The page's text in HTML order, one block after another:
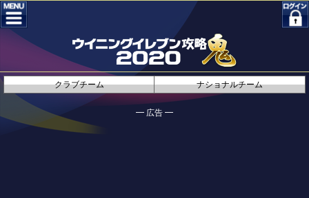
クラブチーム ナショナルチーム
━ 広告 ━